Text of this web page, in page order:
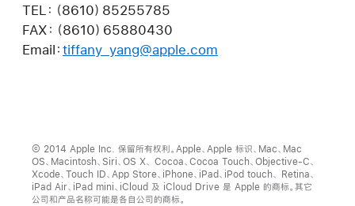
TEL：（8610）85255785
FAX：（8610）65880430
Email： tiffany_yang@apple.com
© 2014 Apple Inc. 保留所有权利。Apple、Apple 标识、Mac、Mac
OS、Macintosh、Siri、OS X、 Cocoa、Cocoa Touch、Objective-C、
Xcode、Touch ID、App Store、iPhone、iPad、iPod touch、 Retina、
iPad Air、iPad mini、iCloud 及 iCloud Drive 是 Apple 的商标。其它
公司和产品名称可能是各自公司的商标。